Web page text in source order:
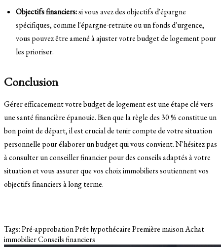
Objectifs financiers:si vous avez des objectifs d'épargne
spécifiques, comme l'épargne-retraite ou un fonds d'urgence,
vous pouvez être amené à ajuster votre budget de logement pour
les prioriser.
Conclusion
Gérer efficacement votre budget de logement est une étape clé vers
une santé financière épanouie. Bien que la règle des 30 % constitue un
bon point de départ, il est crucial de tenir compte de votre situation
personnelle pour élaborer un budget qui vous convient. N'hésitez pas
à consulter un conseiller financier pour des conseils adaptés à votre
situation et vous assurer que vos choix immobiliers soutiennent vos
objectifs financiers à long terme.
Tags:Pré-approbationPrêt hypothécairePremière maisonAchat
immobilierConseils financiers